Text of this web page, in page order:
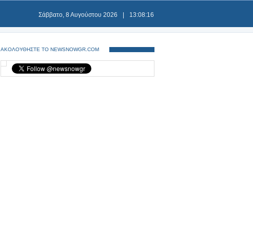
Σάββατο, 8 Αυγούστου 2026 13:08:16
ΑΚΟΛΟΥΘΗΣΤΕ ΤΟ NEWSNOWGR.COM